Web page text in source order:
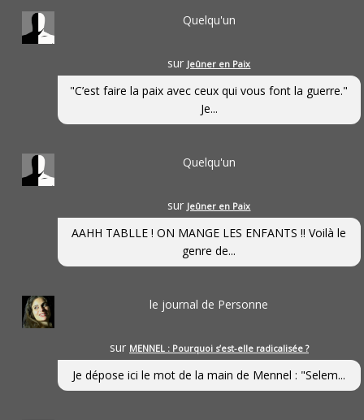
Quelqu'un
sur Jeûner en Paix
"C’est faire la paix avec ceux qui vous font la guerre."
Je...
Quelqu'un
sur Jeûner en Paix
AAHH TABLLE ! ON MANGE LES ENFANTS !! Voilà le
genre de...
le journal de Personne
sur MENNEL : Pourquoi s’est-elle radicalisée ?
Je dépose ici le mot de la main de Mennel : "Selem...